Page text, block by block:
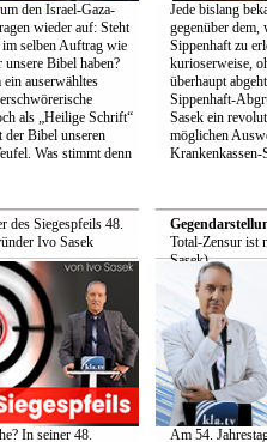
den Israel-Gaza-
wieder auf: Steht
im selben Auftrag wie
Bibel haben?
auserwähltes
als „Heilige Schrift“
der Bibel unseren
Was stimmt denn
Jede bislang
gegenüber dem,
Sippenhaft zu
kurioserweise,
überhaupt
Sippenhaft-
Sasek ein
möglichen
Krankenkassen-
des Siegespfeils 48.
Ivo Sasek
In seiner 48.
Total-Zensur ist
Sasek)
Am 54.